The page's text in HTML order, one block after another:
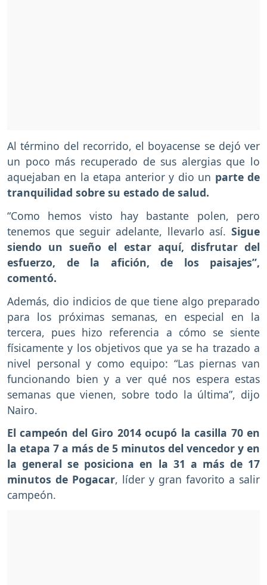
Al término del recorrido, el boyacense se dejó ver
un poco más recuperado de sus alergias que lo
aquejaban en la etapa anterior y dio un parte de
tranquilidad sobre su estado de salud.
“Como hemos visto hay bastante polen, pero
tenemos que seguir adelante, llevarlo así. Sigue
siendo un sueño el estar aquí, disfrutar del
esfuerzo, de la afición, de los paisajes”,
comentó.
Además, dio indicios de que tiene algo preparado
para los próximas semanas, en especial en la
tercera, pues hizo referencia a cómo se siente
físicamente y los objetivos que ya se ha trazado a
nivel personal y como equipo: “Las piernas van
funcionando bien y a ver qué nos espera estas
semanas que vienen, sobre todo la última”, dijo
Nairo.
El campeón del Giro 2014 ocupó la casilla 70 en
la etapa 7 a más de 5 minutos del vencedor y en
la general se posiciona en la 31 a más de 17
minutos de Pogacar, líder y gran favorito a salir
campeón.